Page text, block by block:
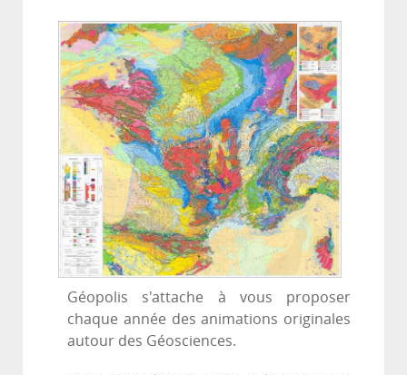
Géopolis s'attache à vous proposer
chaque année des animations originales
autour des Géosciences.